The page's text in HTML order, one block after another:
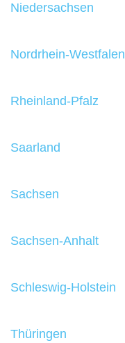
Niedersachsen
Nordrhein-Westfalen
Rheinland-Pfalz
Saarland
Sachsen
Sachsen-Anhalt
Schleswig-Holstein
Thüringen